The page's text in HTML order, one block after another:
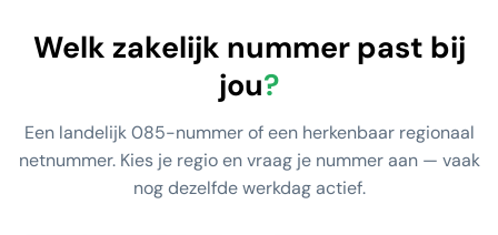
Welk zakelijk nummer past bij
jou?
Een landelijk 085-nummer of een herkenbaar regionaal
netnummer. Kies je regio en vraag je nummer aan — vaak
nog dezelfde werkdag actief.